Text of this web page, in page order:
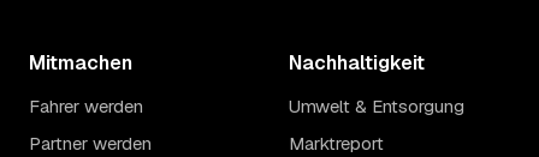
Mitmachen
Fahrer werden
Partner werden
Nachhaltigkeit
Umwelt & Entsorgung
Marktreport